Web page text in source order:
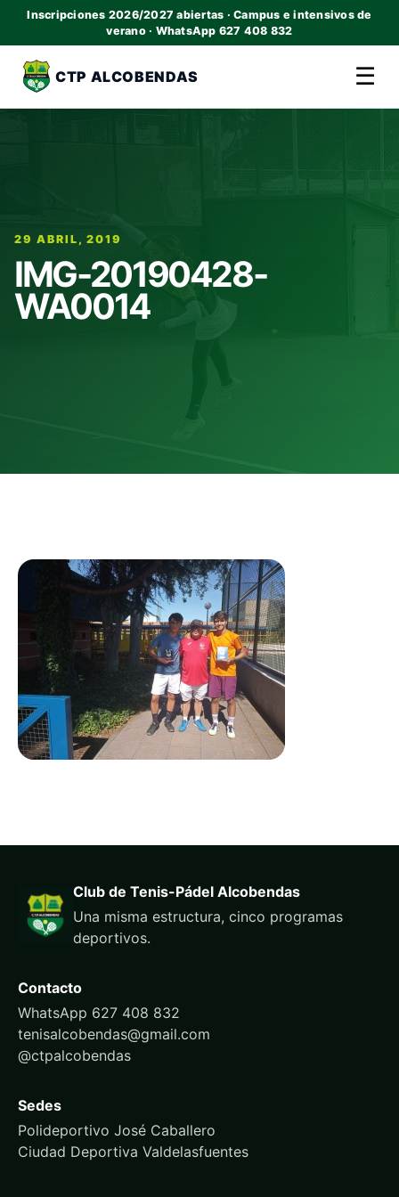
Inscripciones 2026/2027 abiertas · Campus e intensivos de
verano · WhatsApp 627 408 832
CTP ALCOBENDAS ☰
29 ABRIL, 2019
IMG-20190428-
WA0014
Club de Tenis-Pádel Alcobendas
Una misma estructura, cinco programas
deportivos.
Contacto
WhatsApp 627 408 832
tenisalcobendas@gmail.com
@ctpalcobendas
Sedes
Polideportivo José Caballero
Ciudad Deportiva Valdelasfuentes